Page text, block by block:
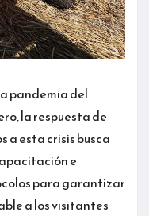
pandemia del
la respuesta de
a esta crisis busca
e
para garantizar
a los visitantes